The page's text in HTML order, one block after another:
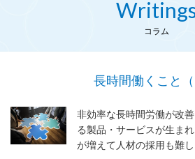
コラム
長時間働くこと（
非効率な長時間労働が改
る製品・サービスが生ま
が増えて人材の採用も難し